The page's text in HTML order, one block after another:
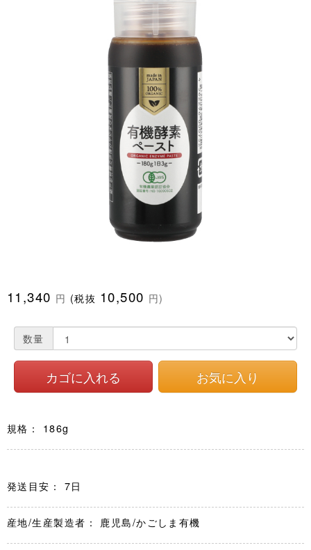
11,340 円 (税抜 10,500 円)
数量
規格： 186g
発送目安： 7日
産地/生産製造者： 鹿児島/かごしま有機